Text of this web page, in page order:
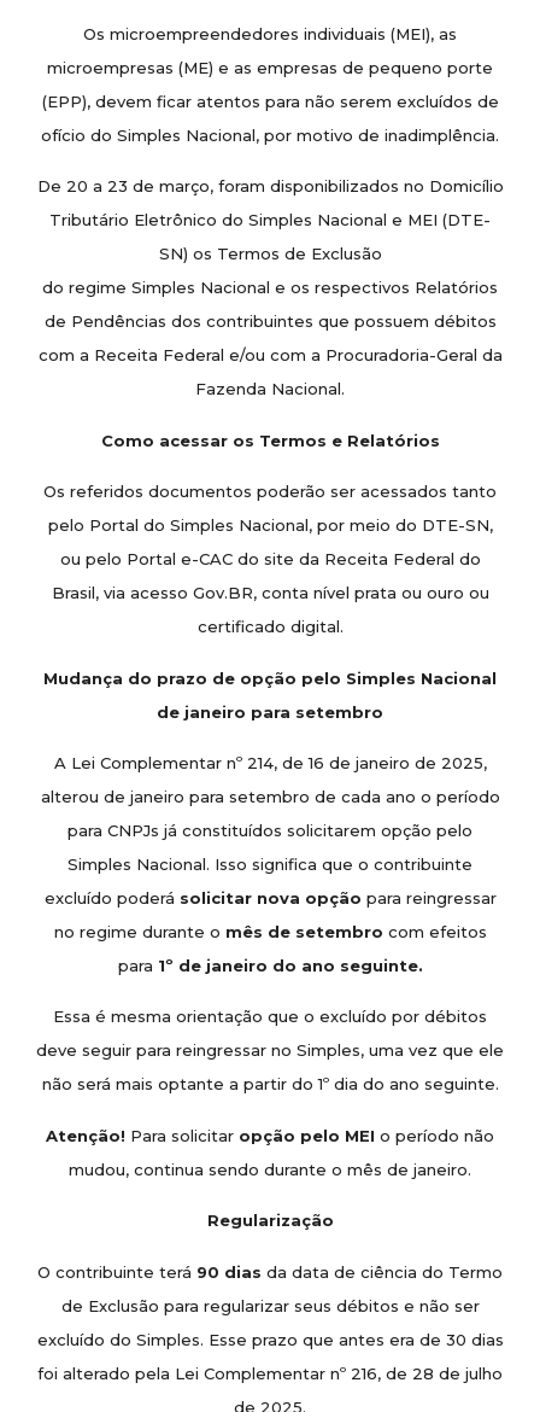
Os microempreendedores individuais (MEI), as
microempresas (ME) e as empresas de pequeno porte
(EPP), devem ficar atentos para não serem excluídos de
ofício do Simples Nacional, por motivo de inadimplência.
De 20 a 23 de março, foram disponibilizados no Domicílio
Tributário Eletrônico do Simples Nacional e MEI (DTE-
SN) os Termos de Exclusão
do regime Simples Nacional e os respectivos Relatórios
de Pendências dos contribuintes que possuem débitos
com a Receita Federal e/ou com a Procuradoria-Geral da
Fazenda Nacional.
Como acessar os Termos e Relatórios
Os referidos documentos poderão ser acessados tanto
pelo Portal do Simples Nacional, por meio do DTE-SN,
ou pelo Portal e-CAC do site da Receita Federal do
Brasil, via acesso Gov.BR, conta nível prata ou ouro ou
certificado digital.
Mudança do prazo de opção pelo Simples Nacional
de janeiro para setembro
A Lei Complementar nº 214, de 16 de janeiro de 2025,
alterou de janeiro para setembro de cada ano o período
para CNPJs já constituídos solicitarem opção pelo
Simples Nacional. Isso significa que o contribuinte
excluído poderá solicitar nova opção para reingressar
no regime durante o mês de setembro com efeitos
para 1º de janeiro do ano seguinte.
Essa é mesma orientação que o excluído por débitos
deve seguir para reingressar no Simples, uma vez que ele
não será mais optante a partir do 1º dia do ano seguinte.
Atenção! Para solicitar opção pelo MEI o período não
mudou, continua sendo durante o mês de janeiro.
Regularização
O contribuinte terá 90 dias da data de ciência do Termo
de Exclusão para regularizar seus débitos e não ser
excluído do Simples. Esse prazo que antes era de 30 dias
foi alterado pela Lei Complementar nº 216, de 28 de julho
de 2025.